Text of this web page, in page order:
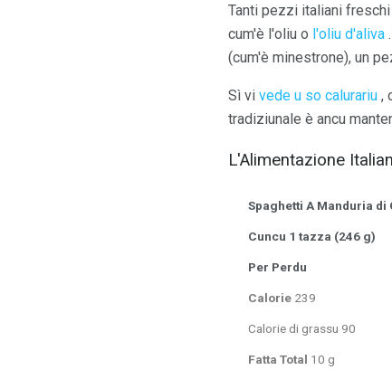
Tanti pezzi italiani
cum'è l'oliu o l'oliu d'aliva
(cum'è minestrone), un
Sì vi vede u so calurariu ,
tradiziunale è ancu
L'Alimentazione
Spaghetti A Manduria di
Cuncu 1 tazza (246 g)
Per Perdu
Calorie 239
Calorie di grassu 90
Fatta Total 10 g